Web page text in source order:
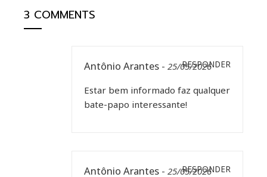
3 COMMENTS
Antônio Arantes - 25/05/2026
RESPONDER
Estar bem informado faz qualquer
bate-papo interessante!
Antônio Arantes - 25/05/2026
RESPONDER